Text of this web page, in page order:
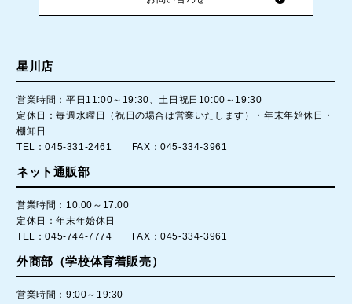
星川店
営業時間：平日11:00～19:30、土日祝日10:00～19:30
定休日：毎週水曜日（祝日の場合は営業いたします）・年末年始休日・
棚卸日
TEL：045-331-2461 FAX：045-334-3961
ネット通販部
営業時間：10:00～17:00
定休日：年末年始休日
TEL：045-744-7774 FAX：045-334-3961
外商部（学校体育着販売）
営業時間：9:00～19:30